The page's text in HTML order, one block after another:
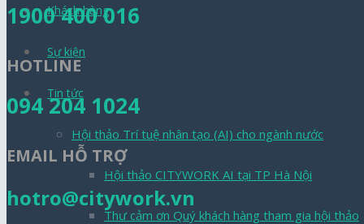
Khách hàng
Sự kiện
Tin tức
Hội thảo Trí tuệ nhân tạo (AI) cho ngành nước
Hội thảo CITYWORK AI tại TP Hà Nội
Thư cảm ơn Quý khách hàng tham gia hội thảo
1900 400 016
HOTLINE
094 204 1024
EMAIL HỖ TRỢ
hotro@citywork.vn